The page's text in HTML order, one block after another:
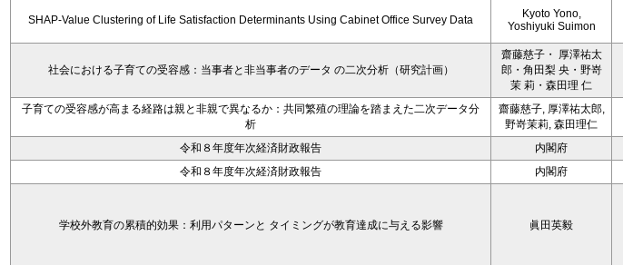
SHAP-Value Clustering of Life Satisfaction Determinants Using Cabinet Office Survey Data
Kyoto Yono,
Yoshiyuki Suimon
社会における子育ての受容感：当事者と非当事者のデータ の二次分析（研究計画）
齋藤慈子・ 厚澤祐太
郎・角田梨 央・野嵜
茉 莉・森田理 仁
子育ての受容感が高まる経路は親と非親で異なるか：共同繁殖の理論を踏まえた二次データ分
析
齋藤慈子, 厚澤祐太郎,
野嵜茉莉, 森田理仁
令和８年度年次経済財政報告 内閣府
令和８年度年次経済財政報告
内閣府
学校外教育の累積的効果：利用パターンと タイミングが教育達成に与える影響 眞田英毅